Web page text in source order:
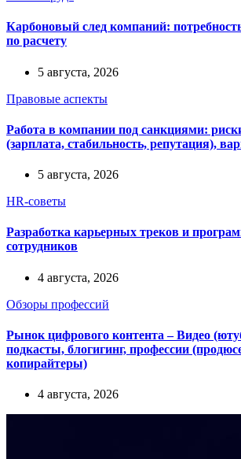
Карбоновый след компаний:
по расчету
5 августа, 2026
Правовые аспекты
Работа в компании под санкциями:
(зарплата, стабильность, репутация),
5 августа, 2026
HR-советы
Разработка карьерных треков и
сотрудников
4 августа, 2026
Обзоры профессий
Рынок цифрового контента – Видео
подкасты, блогигинг, профессии
копирайтеры)
4 августа, 2026